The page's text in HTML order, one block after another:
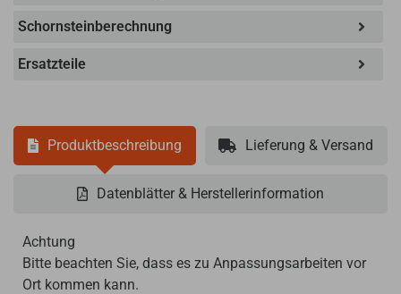
Schornsteinberechnung
Ersatzteile
Produktbeschreibung Lieferung & Versand
Datenblätter & Herstellerinformation
Achtung
Bitte beachten Sie, dass es zu Anpassungsarbeiten vor
Ort kommen kann.